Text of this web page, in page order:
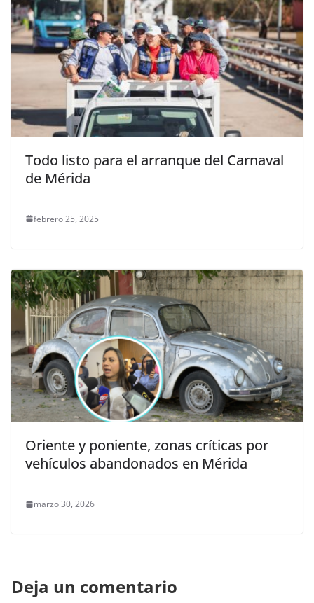
Todo listo para el arranque del Carnaval
de Mérida
febrero 25, 2025
Oriente y poniente, zonas críticas por
vehículos abandonados en Mérida
marzo 30, 2026
Deja un comentario